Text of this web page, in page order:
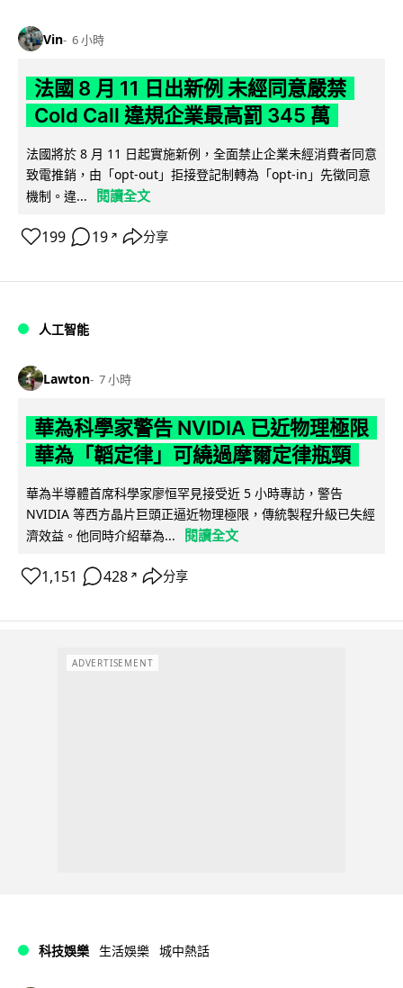
Vin 6 小時
法國 8 月 11 日出新例 未經同意嚴禁
Cold Call 違規企業最高罰 345 萬
法國將於 8 月 11 日起實施新例，全面禁止企業未經消費者同意
致電推銷，由「opt-out」拒接登記制轉為「opt-in」先徵同意
機制。違...
閱讀全文
199 19 ↗ 分享
人工智能
Lawton 7 小時
華為科學家警告 NVIDIA 已近物理極限
華為「韜定律」可繞過摩爾定律瓶頸
華為半導體首席科學家廖恒罕見接受近 5 小時專訪，警告
NVIDIA 等西方晶片巨頭正逼近物理極限，傳統製程升級已失經
濟效益。他同時介紹華為...
閱讀全文
1,151 428 ↗ 分享
ADVERTISEMENT
科技娛樂 生活娛樂 城中熱話